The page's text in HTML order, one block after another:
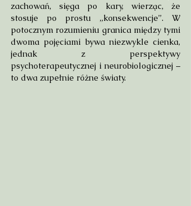
zachowań, sięga po kary, wierząc, że
stosuje po prostu „konsekwencje”. W
potocznym rozumieniu granica między tymi
dwoma pojęciami bywa niezwykle cienka,
jednak z perspektywy
psychoterapeutycznej i neurobiologicznej –
to dwa zupełnie różne światy.